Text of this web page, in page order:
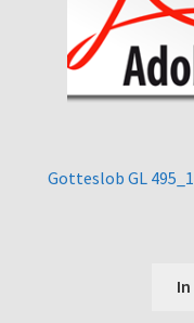
Gotteslob GL